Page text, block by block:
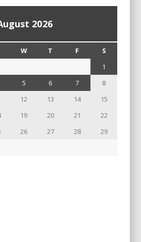
2026
W T F
S
1
5 6 7
8
12 13 14
15
19 20 21
22
26 27 28
29